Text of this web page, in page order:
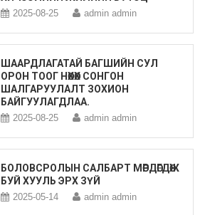
2025-08-25 admin admin
ШААРДЛАГАТАЙ БАГШИЙН СУЛ
ОРОН ТООГ НӨХӨХ СОНГОН
ШАЛГАРУУЛАЛТ ЗОХИОН
БАЙГУУЛАГДЛАА.
2025-08-25 admin admin
БОЛОВСРОЛЫН САЛБАРТ МӨРДӨГДӨЖ
БУЙ ХУУЛЬ ЭРХ ЗҮЙ
2025-05-14 admin admin